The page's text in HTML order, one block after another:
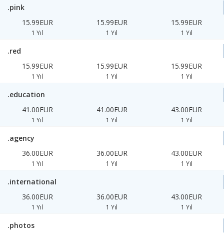
.pink
15.99EUR
1 Yıl
15.99EUR
1 Yıl
15.99EUR
1 Yıl
.red
15.99EUR
1 Yıl
15.99EUR
1 Yıl
15.99EUR
1 Yıl
.education
41.00EUR
1 Yıl
41.00EUR
1 Yıl
43.00EUR
1 Yıl
.agency
36.00EUR
1 Yıl
36.00EUR
1 Yıl
43.00EUR
1 Yıl
.international
36.00EUR
1 Yıl
36.00EUR
1 Yıl
43.00EUR
1 Yıl
.photos